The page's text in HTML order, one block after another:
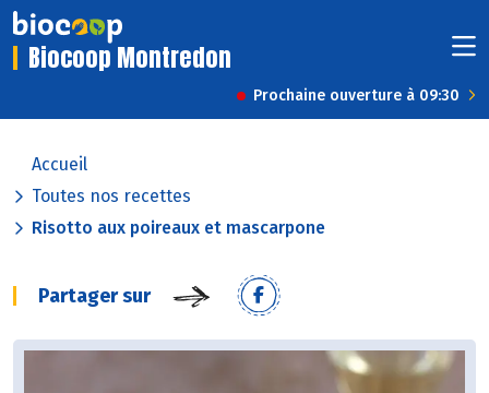
Biocoop Montredon
Prochaine ouverture à 09:30
Accueil
Toutes nos recettes
Risotto aux poireaux et mascarpone
Partager sur